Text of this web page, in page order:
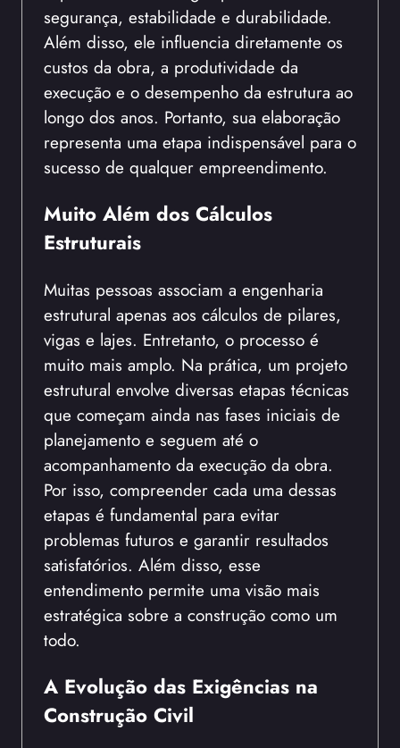
segurança, estabilidade e durabilidade.
Além disso, ele influencia diretamente os
custos da obra, a produtividade da
execução e o desempenho da estrutura ao
longo dos anos. Portanto, sua elaboração
representa uma etapa indispensável para o
sucesso de qualquer empreendimento.
Muito Além dos Cálculos
Estruturais
Muitas pessoas associam a engenharia
estrutural apenas aos cálculos de pilares,
vigas e lajes. Entretanto, o processo é
muito mais amplo. Na prática, um projeto
estrutural envolve diversas etapas técnicas
que começam ainda nas fases iniciais de
planejamento e seguem até o
acompanhamento da execução da obra.
Por isso, compreender cada uma dessas
etapas é fundamental para evitar
problemas futuros e garantir resultados
satisfatórios. Além disso, esse
entendimento permite uma visão mais
estratégica sobre a construção como um
todo.
A Evolução das Exigências na
Construção Civil